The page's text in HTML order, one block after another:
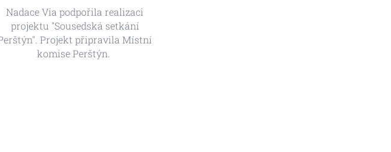
Nadace Via podpořila realizaci
projektu "Sousedská setkání
Projekt připravila Místní
komise Perštýn.